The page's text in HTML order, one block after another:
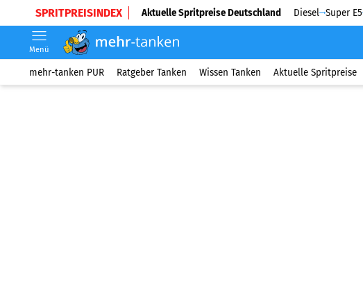
SPRITPREISINDEX Aktuelle Spritpreise Deutschland Diesel Super E5
Menü
mehr-tanken PUR Ratgeber Tanken Wissen Tanken Aktuelle Spritpreise